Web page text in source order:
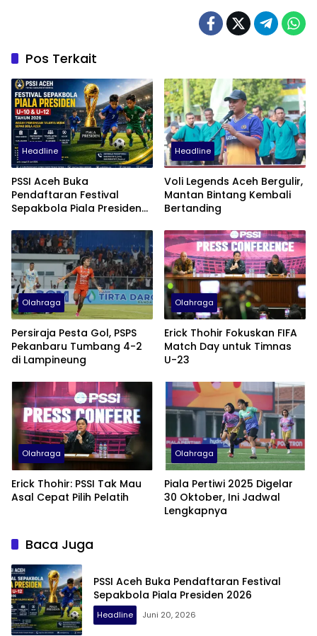
Pos Terkait
Headline
PSSI Aceh Buka
Pendaftaran Festival
Sepakbola Piala Presiden
Headline
Voli Legends Aceh Bergulir,
Mantan Bintang Kembali
Bertanding
Olahraga
Persiraja Pesta Gol, PSPS
Pekanbaru Tumbang 4-2
di Lampineung
Olahraga
Erick Thohir Fokuskan FIFA
Match Day untuk Timnas
U-23
Olahraga
Erick Thohir: PSSI Tak Mau
Asal Cepat Pilih Pelatih
Olahraga
Piala Pertiwi 2025 Digelar
30 Oktober, Ini Jadwal
Lengkapnya
Baca Juga
PSSI Aceh Buka Pendaftaran Festival
Sepakbola Piala Presiden 2026
Headline Juni 20, 2026